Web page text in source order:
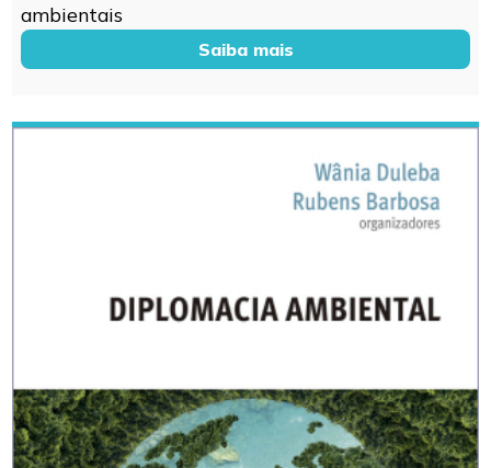
ambientais
Saiba mais